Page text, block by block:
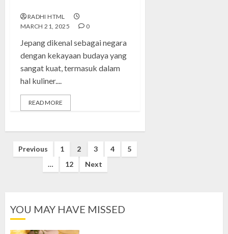
RADHI HTML
MARCH 21, 2025
0
Jepang dikenal sebagai negara
dengan kekayaan budaya yang
sangat kuat, termasuk dalam
hal kuliner....
READ MORE
Posts
pagination
Previous 1 2 3 4
5
…
12 Next
YOU MAY HAVE MISSED